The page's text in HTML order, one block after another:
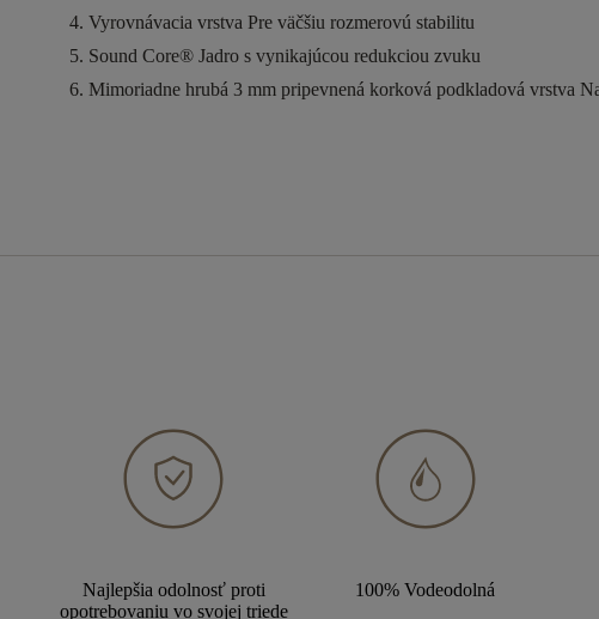
Vyrovnávacia vrstva Pre väčšiu rozmerovú stabilitu
Sound Core® Jadro s vynikajúcou redukciou zvuku
Mimoriadne hrubá 3 mm pripevnená korková podkladová vrstva
Najlepšia odolnosť proti
opotrebovaniu vo svojej triede
100% Vodeodolná